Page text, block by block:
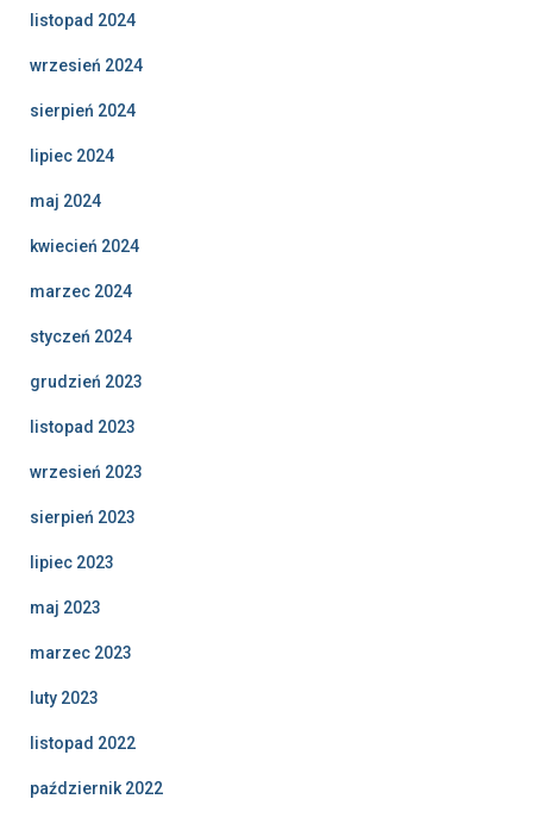
listopad 2024
wrzesień 2024
sierpień 2024
lipiec 2024
maj 2024
kwiecień 2024
marzec 2024
styczeń 2024
grudzień 2023
listopad 2023
wrzesień 2023
sierpień 2023
lipiec 2023
maj 2023
marzec 2023
luty 2023
listopad 2022
październik 2022